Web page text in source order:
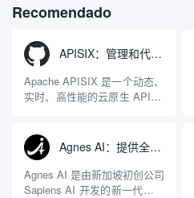
do Baidu
Recomendado
APISIX：管理和代理API及大模型流量的高性能网关
Apache APISIX 是一个动态、
实时、高性能的云原生 API 网
LuaJIT 构建，并在 2019 年作
为顶级开源项目捐赠给
Apache 软件基金会。APISIX
彻底摒...
Agnes AI：提供全模态模型免费API、支持图文视频生成与复杂工程执行的智能体平台
Agnes AI 是由新加坡初创公司
Sapiens AI 开发的新一代多模